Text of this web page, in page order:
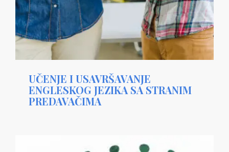
UČENJE I USAVRŠAVANJE
ENGLESKOG JEZIKA SA STRANIM
PREDAVAČIMA